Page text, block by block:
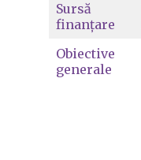
Sursă
finanțare
Obiective
generale